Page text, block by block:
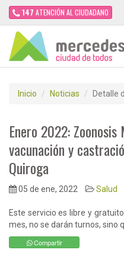
147 ATENCIÓN AL CIUDADANO
Inicio Noticias Detalle
Enero 2022:
vacunación y
Quiroga
05 de ene, 2022 Salud
Este servicio es libre y
mes, no se darán turnos, sino
Compartir